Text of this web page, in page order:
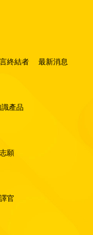
終結者 最新消息
產品
願
官